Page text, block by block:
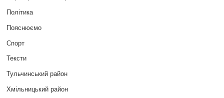
Політика
Пояснюємо
Спорт
Тексти
Тульчинський район
Хмільницький район